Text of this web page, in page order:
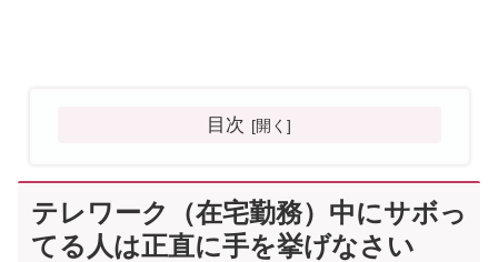
目次
テレワーク（在宅勤務）中にサボっ
てる人は正直に手を挙げなさい